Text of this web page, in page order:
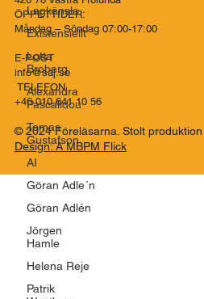
Lagkänsla
Existensiellt
Lotta
Broberg
Alexandra
Pascalidou
Tomas
Gustafson
AI
Göran Adle´n
Göran Adlén
Jörgen
Hamle
Helena Reje
Patrik
Co..SAJ Förmedlingsbyrå
Talattagatan 10
426 76 Västra Frölunda
ÖPPETTIDER:
Måndag – Söndag 07:00-17:00
E-POST
info@saj.se
TELEFON
+46 010 641 10 56
© 2024 Föreläsarna. Stolt produktion
Design: A MBPM Flick